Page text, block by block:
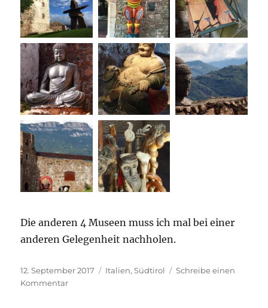
Die anderen 4 Museen muss ich mal bei einer
anderen Gelegenheit nachholen.
Veröffentlicht
am
12. September 2017 Kategorien
Italien,Südtirol
Schreibe einen
Kommentarzu